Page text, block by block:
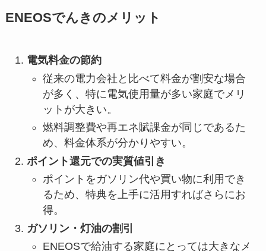
ENEOSでんきのメリット
電気料金の節約
従来の電力会社と比べて料金が割安な場合
が多く、特に電気使用量が多い家庭でメリ
ットが大きい。
燃料調整費や再エネ賦課金が同じであるた
め、料金体系が分かりやすい。
ポイント還元での実質値引き
ポイントをガソリン代や買い物に利用でき
るため、特典を上手に活用すればさらにお
得。
ガソリン・灯油の割引
ENEOSで給油する家庭にとっては大きなメ